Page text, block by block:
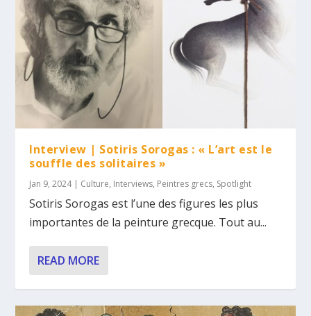
Interview | Sotiris Sorogas : « L’art est le
souffle des solitaires »
Jan 9, 2024| Culture, Interviews, Peintres grecs, Spotlight
Sotiris Sorogas est l’une des figures les plus
importantes de la peinture grecque. Tout au...
READ MORE